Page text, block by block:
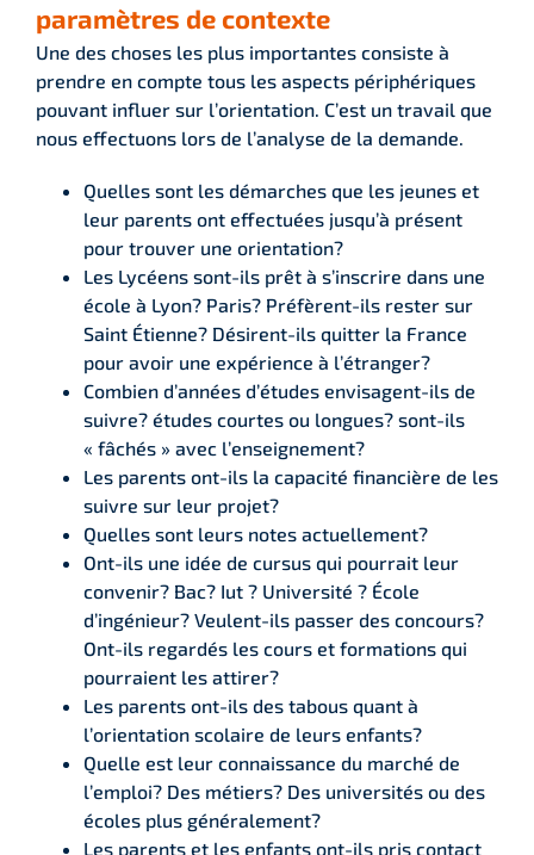
paramètres de contexte
Une des choses les plus importantes consiste à
prendre en compte tous les aspects périphériques
pouvant influer sur l’orientation. C’est un travail que
nous effectuons lors de l’analyse de la demande.
Quelles sont les démarches que les jeunes et
leur parents ont effectuées jusqu’à présent
pour trouver une orientation?
Les Lycéens sont-ils prêt à s’inscrire dans une
école à Lyon? Paris? Préfèrent-ils rester sur
Saint Étienne? Désirent-ils quitter la France
pour avoir une expérience à l’étranger?
Combien d’années d’études envisagent-ils de
suivre? études courtes ou longues? sont-ils
« fâchés » avec l’enseignement?
Les parents ont-ils la capacité financière de les
suivre sur leur projet?
Quelles sont leurs notes actuellement?
Ont-ils une idée de cursus qui pourrait leur
convenir? Bac? Iut ? Université ? École
d’ingénieur? Veulent-ils passer des concours?
Ont-ils regardés les cours et formations qui
pourraient les attirer?
Les parents ont-ils des tabous quant à
l’orientation scolaire de leurs enfants?
Quelle est leur connaissance du marché de
l’emploi? Des métiers? Des universités ou des
écoles plus généralement?
Les parents et les enfants ont-ils pris contact